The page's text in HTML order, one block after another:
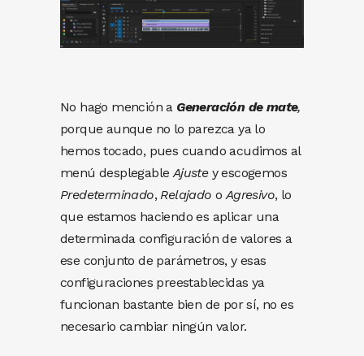
No hago mención a Generación de mate,
porque aunque no lo parezca ya lo
hemos tocado, pues cuando acudimos al
menú desplegableAjustey escogemos
Predeterminado,Relajado oAgresivo, lo
que estamos haciendo es aplicar una
determinada configuración de valores a
ese conjunto de parámetros, y esas
configuraciones preestablecidas ya
funcionan bastante bien de por sí, no es
necesario cambiar ningún valor.